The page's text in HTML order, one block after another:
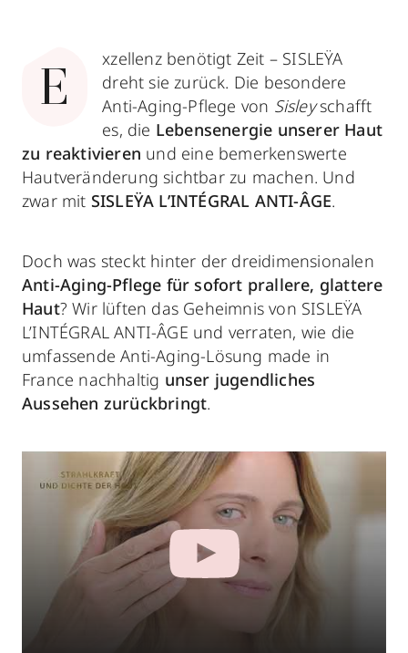
E
xzellenz benötigt Zeit – SISLEŸA
dreht sie zurück. Die besondere
Anti-Aging-Pflege von Sisleyschafft
es, die Lebensenergie unserer Haut
zu reaktivieren und eine bemerkenswerte
Hautveränderung sichtbar zu machen. Und
zwar mit SISLEŸA L’INTÉGRAL ANTI-ÂGE.
Doch was steckt hinter der dreidimensionalen
Anti-Aging-Pflege für sofort prallere, glattere
Haut? Wir lüften das Geheimnis von SISLEŸA
L’INTÉGRAL ANTI-ÂGE und verraten, wie die
umfassende Anti-Aging-Lösung made in
France nachhaltig unser jugendliches
Aussehen zurückbringt.